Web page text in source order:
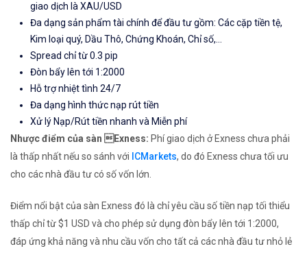
giao dịch là XAU/USD
Đa dạng sản phẩm tài chính để đầu tư gồm: Các cặp tiền tệ,
Kim loại quý, Dầu Thô, Chứng Khoán, Chỉ số,...
Spread chỉ từ 0.3 pip
Đòn bẩy lên tới 1:2000
Hỗ trợ nhiệt tình 24/7
Đa dạng hình thức nạp rút tiền
Xử lý Nạp/Rút tiền nhanh và Miễn phí
Nhược điểm của sàn Exness: Phí giao dịch ở Exness chưa phải
là thấp nhất nếu so sánh với ICMarkets, do đó Exness chưa tối ưu
cho các nhà đầu tư có số vốn lớn.
Điểm nổi bật của sàn Exness đó là chỉ yêu cầu số tiền nạp tối thiểu
thấp chỉ từ $1 USD và cho phép sử dụng đòn bẩy lên tới 1:2000,
đáp ứng khả năng và nhu cầu vốn cho tất cả các nhà đầu tư nhỏ lẻ